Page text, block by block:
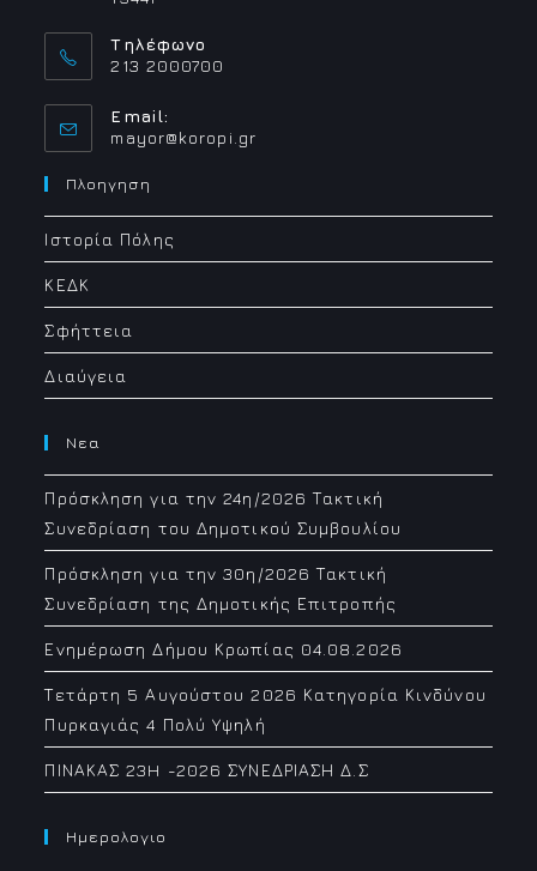
Τηλέφωνο
213 2000700
Email:
mayor@koropi.grOpens
Πλοηγηση
Ιστορία Πόλης
ΚΕΔΚ
Σφήττεια
Διαύγεια
Νεα
Πρόσκληση για την 24η/2026 Τακτική
Συνεδρίαση του Δημοτικού Συμβουλίου
Πρόσκληση για την 30η/2026 Τακτική
Συνεδρίαση της Δημοτικής Επιτροπής
Ενημέρωση Δήμου Κρωπίας 04.08.2026
Τετάρτη 5 Αυγούστου 2026 Κατηγορία Κινδύνου
Πυρκαγιάς 4 Πολύ Υψηλή
ΠΙΝΑΚΑΣ 23H -2026 ΣΥΝΕΔΡΙΑΣΗ Δ.Σ
Ημερολογιο